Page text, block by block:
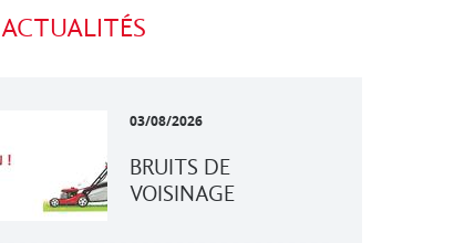
ACTUALITÉS
03/08/2026
BRUITS DE
VOISINAGE